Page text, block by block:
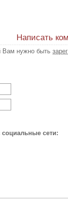
Написать
Вам нужно быть
сети: